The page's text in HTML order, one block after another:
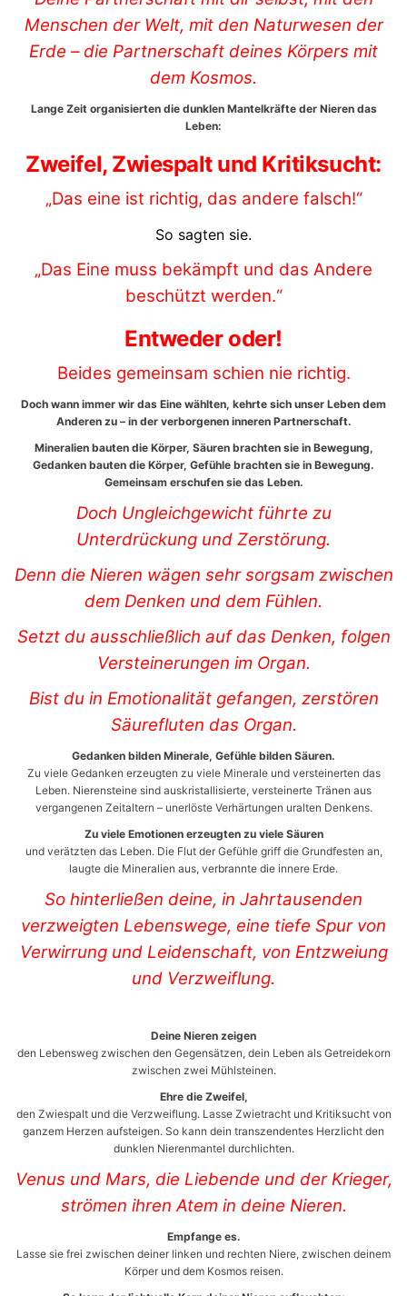
Menschen der Welt, mit den Naturwesen der
Erde – die Partnerschaft deines Körpers mit
dem Kosmos.
Lange Zeit organisierten die dunklen Mantelkräfte der Nieren das
Leben:
Zweifel, Zwiespalt und Kritiksucht:
„Das eine ist richtig, das andere falsch!“
So sagten sie.
„Das Eine muss bekämpft und das Andere
beschützt werden.“
Entweder oder!
Beides gemeinsam schien nie richtig.
Doch wann immer wir das Eine wählten, kehrte sich unser Leben dem
Anderen zu – in der verborgenen inneren Partnerschaft.
Mineralien bauten die Körper, Säuren brachten sie in Bewegung,
Gedanken bauten die Körper, Gefühle brachten sie in Bewegung.
Gemeinsam erschufen sie das Leben.
Doch Ungleichgewicht führte zu
Unterdrückung und Zerstörung.
Denn die Nieren wägen sehr sorgsam zwischen
dem Denken und dem Fühlen.
Setzt du ausschließlich auf das Denken, folgen
Versteinerungen im Organ.
Bist du in Emotionalität gefangen, zerstören
Säurefluten das Organ.
Gedanken bilden Minerale, Gefühle bilden Säuren.
Zu viele Gedanken erzeugten zu viele Minerale und versteinerten das
Leben. Nierensteine sind auskristallisierte, versteinerte Tränen aus
vergangenen Zeitaltern – unerlöste Verhärtungen uralten Denkens.
Zu viele Emotionen erzeugten zu viele Säuren
und verätzten das Leben. Die Flut der Gefühle griff die Grundfesten an,
laugte die Mineralien aus, verbrannte die innere Erde.
So hinterließen deine, in Jahrtausenden
verzweigten Lebenswege, eine tiefe Spur von
Verwirrung und Leidenschaft, von Entzweiung
und Verzweiflung.
Deine Nieren zeigen
den Lebensweg zwischen den Gegensätzen, dein Leben als Getreidekorn
zwischen zwei Mühlsteinen.
Ehre die Zweifel,
den Zwiespalt und die Verzweiflung. Lasse Zwietracht und Kritiksucht von
ganzem Herzen aufsteigen. So kann dein transzendentes Herzlicht den
dunklen Nierenmantel durchlichten.
Venus und Mars, die Liebende und der Krieger,
strömen ihren Atem in deine Nieren.
Empfange es.
Lasse sie frei zwischen deiner linken und rechten Niere, zwischen deinem
Körper und dem Kosmos reisen.